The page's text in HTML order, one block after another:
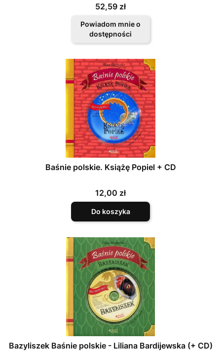
Cena
52,59 zł
Powiadom mnie o
dostępności
Baśnie polskie. Książę Popiel + CD
Cena
12,00 zł
Do koszyka
Bazyliszek Baśnie polskie - Liliana Bardijewska (+ CD)